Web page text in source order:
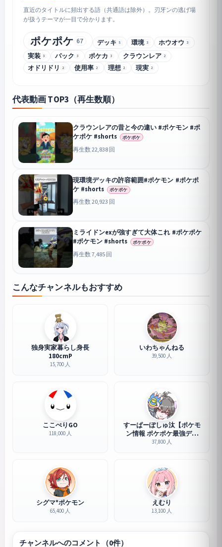
直近のタイトルに頻出する語（共通語は除外）。刃牙ンの逃げ場
が扱うテーマが一目で分かります。
ポケポケ 67 デッキ 5 環境 3 ホウオウ 3
実装 3 パック 3 ポケカ 3 クラウンレア 2
オドリドリ 2 使用率 2 理想 2 現実 2
代表動画 TOP3（再生数順）
クラウンレアの昔と今の違い #ポケモン #ポ
ケポケ #shorts
ポケポケ
再生数 22,838 回
現環境デッキの許容範囲#ポケモン #ポケポ
ケ #shorts
ポケポケ
再生数 20,923 回
ミライドンexが強すぎて大体これ #ポケポケ
#ポケモン #shorts
ポケポケ
再生数 7,485 回
こんなチャンネルもおすすめ
独身実家暮らし身長
180cmP
15,700 人
いわちゃんねる
39,500 人
ここぺりGO
118,000 人
すーぱーぽしゅ汰【ポケモ
ン情報 ポケポケ最強デッ
キ】
37,800 人
シグマ*ポケモン
65,400 人
えむり
13,100 人
チャンネルへのコメント（0件）